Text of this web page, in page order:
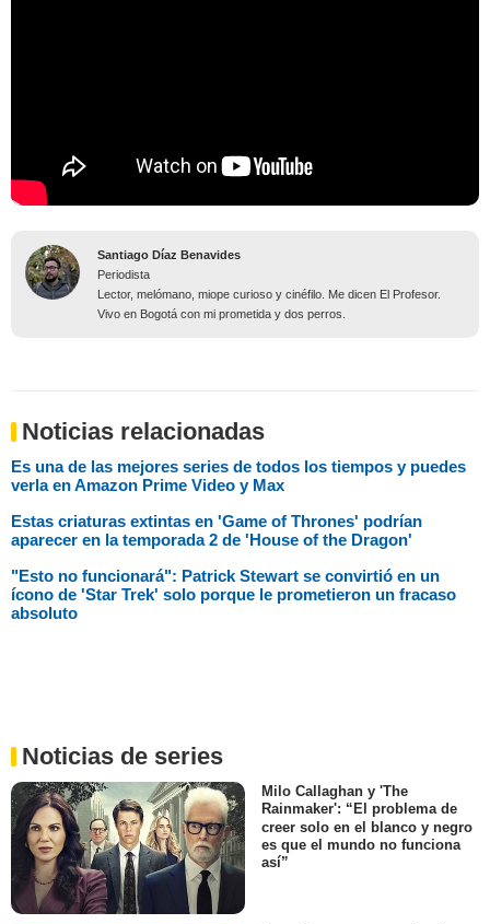
Santiago Díaz Benavides
Periodista
Lector, melómano, miope curioso y cinéfilo. Me dicen El Profesor.
Vivo en Bogotá con mi prometida y dos perros.
Noticias relacionadas
Es una de las mejores series de todos los tiempos y puedes
verla en Amazon Prime Video y Max
Estas criaturas extintas en 'Game of Thrones' podrían
aparecer en la temporada 2 de 'House of the Dragon'
"Esto no funcionará": Patrick Stewart se convirtió en un
ícono de 'Star Trek' solo porque le prometieron un fracaso
absoluto
Noticias de series
Milo Callaghan y 'The
Rainmaker': “El problema de
creer solo en el blanco y negro
es que el mundo no funciona
así”